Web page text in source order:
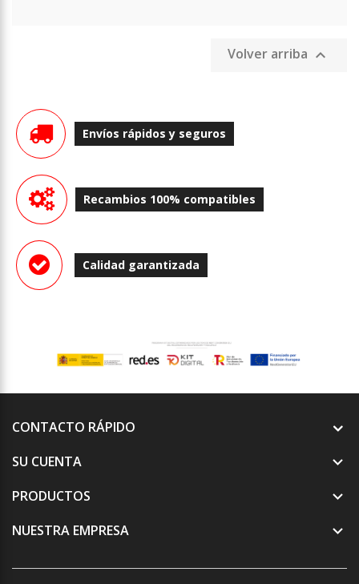
Volver arriba 
Envíos rápidos y seguros
Recambios 100% compatibles
Calidad garantizada
CONTACTO RÁPIDO
SU CUENTA

PRODUCTOS 
NUESTRA EMPRESA 